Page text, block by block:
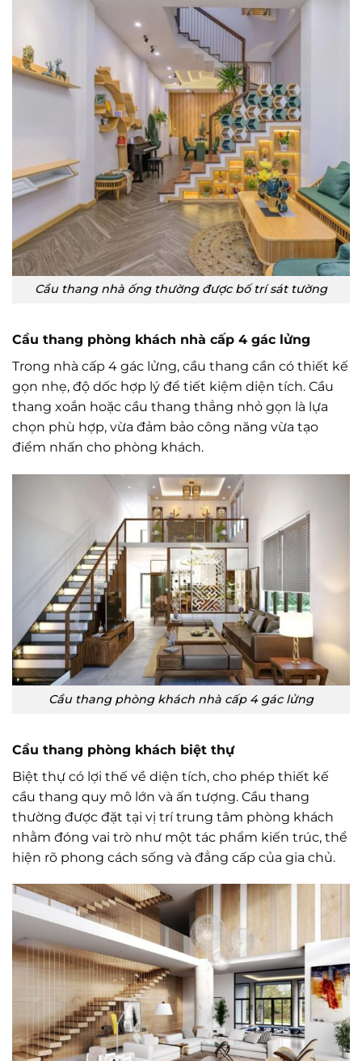
Cầu thang nhà ống thường được bố trí sát tường
Cầu thang phòng khách nhà cấp 4 gác lửng
Trong nhà cấp 4 gác lửng, cầu thang cần có thiết kế
gọn nhẹ, độ dốc hợp lý để tiết kiệm diện tích. Cầu
thang xoắn hoặc cầu thang thẳng nhỏ gọn là lựa
chọn phù hợp, vừa đảm bảo công năng vừa tạo
điểm nhấn cho phòng khách.
Cầu thang phòng khách nhà cấp 4 gác lửng
Cầu thang phòng khách biệt thự
Biệt thự có lợi thế về diện tích, cho phép thiết kế
cầu thang quy mô lớn và ấn tượng. Cầu thang
thường được đặt tại vị trí trung tâm phòng khách
nhằm đóng vai trò như một tác phẩm kiến trúc, thể
hiện rõ phong cách sống và đẳng cấp của gia chủ.